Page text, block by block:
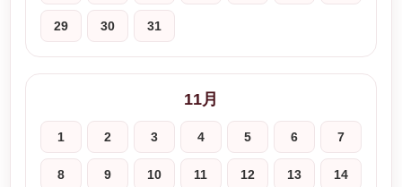
29 30 31
11月
1 2 3 4 5 6 7
8 9 10 11 12 13 14